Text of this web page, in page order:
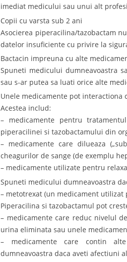
imediat medicului sau unui alt
Copii cu varsta sub 2 ani
Asocierea piperacilina/tazobactam
datelor insuficiente cu privire la
Bactacin impreuna cu alte
Spuneti medicului dumneavoastra
sau s-ar putea sa luati orice alte
Unele medicamente pot interactiona
Acestea includ:
– medicamente pentru
piperacilinei si tazobactamului din
– medicamente care dilueaza
cheagurilor de sange (de exemplu
– medicamente utilizate pentru
Spuneti medicului dumneavoastra
– metotrexat (un medicament
Piperacilina si tazobactamul pot
– medicamente care reduc nivelul
urina eliminata sau unele
– medicamente care contin
dumneavoastra daca aveti afectiuni